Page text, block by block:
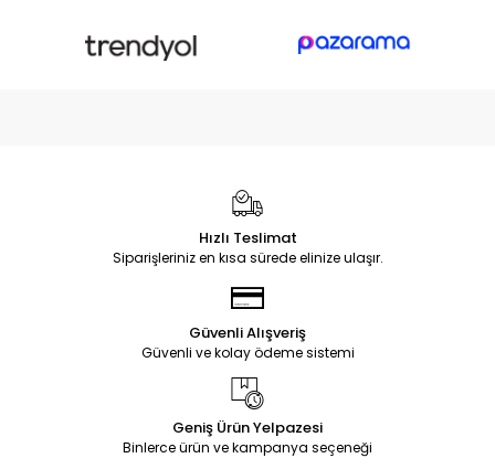
Hızlı Teslimat
Siparişleriniz en kısa sürede elinize ulaşır.
Güvenli Alışveriş
Güvenli ve kolay ödeme sistemi
Geniş Ürün Yelpazesi
Binlerce ürün ve kampanya seçeneği